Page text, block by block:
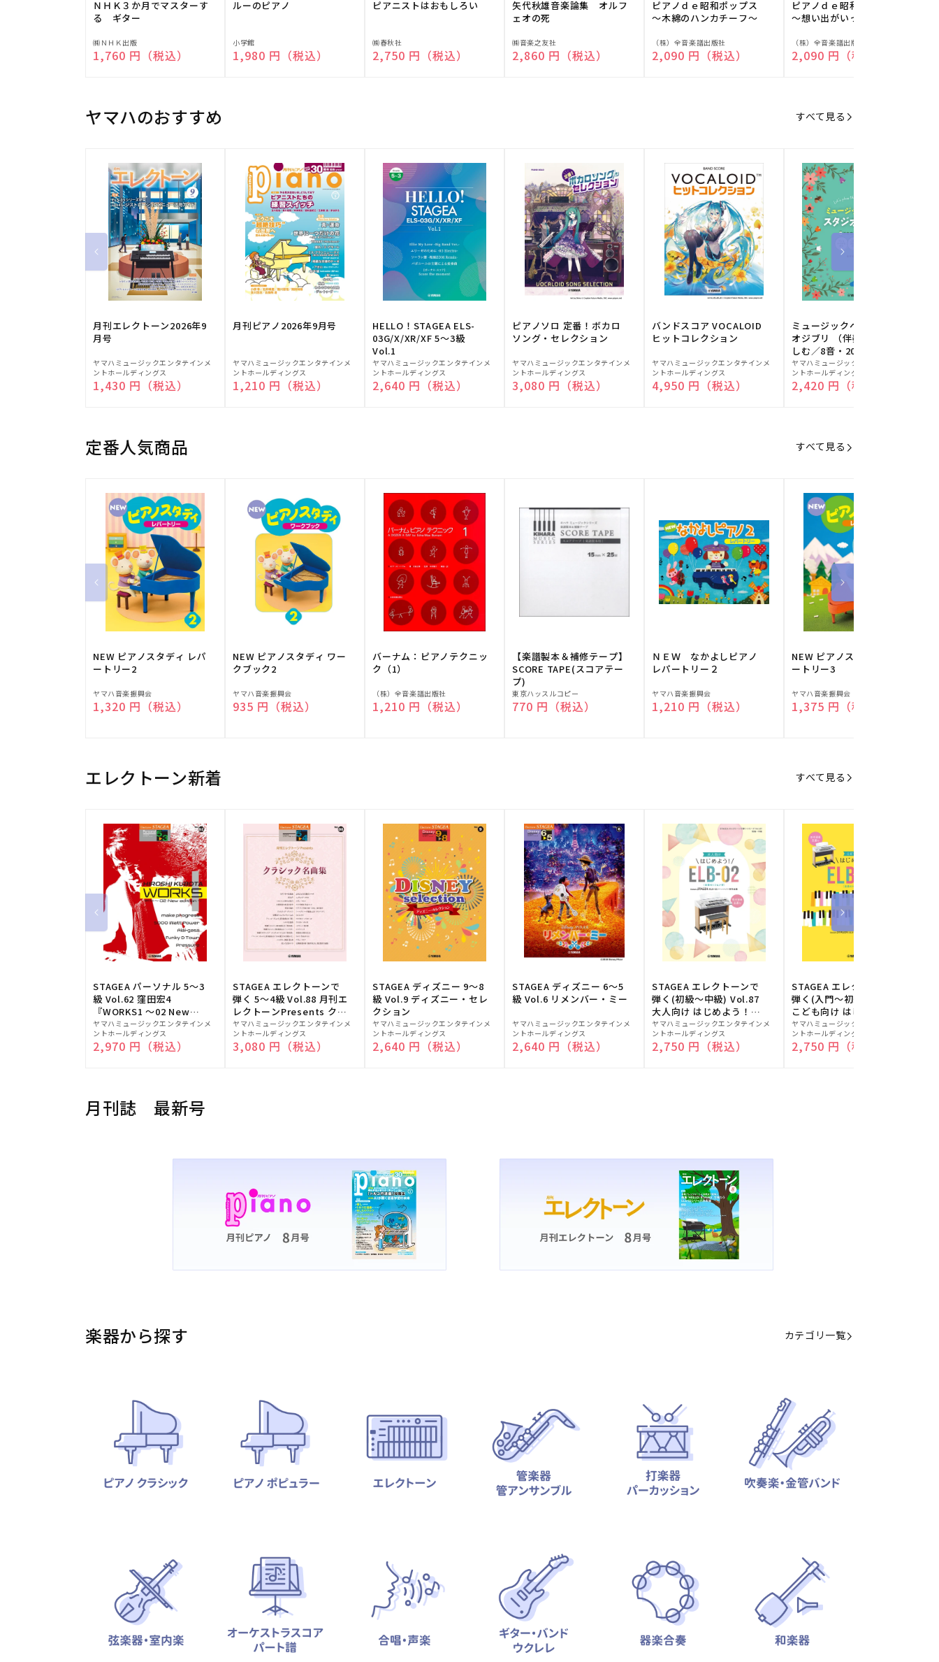
ＮＨＫ３か月でマスターす
る ギター
販
売
㈱ＮＨＫ出版
通常価格
1,760 円（税込）
ルーのピアノ
販
売
小学館
通常価格
1,980 円（税込）
ピアニストはおもしろい
販
売
㈱春秋社
通常価格
2,750 円（税込）
矢代秋雄音楽論集 オルフ
ェオの死
販
売
㈱音楽之友社
通常価格
2,860 円（税込）
ピアノｄｅ昭和ポップス
～木綿のハンカチーフ～
販
売
（株）全音楽譜出版社
通常価格
2,090 円（税込）
ピアノｄｅ昭和ポップス
～想い出がいっぱい～
販
売
（株）全音楽譜出版社
通常価格
2,090 円（税込）
ヤマハのおすすめ すべて見る
月刊エレクトーン2026年9
月号
販
売
元:
ヤマハミュージックエンタテインメ
ントホールディングス
通常価格
1,430 円（税込）
月刊ピアノ2026年9月号
販
売
元:
ヤマハミュージックエンタテインメ
ントホールディングス
通常価格
1,210 円（税込）
HELLO！STAGEA ELS-
03G/X/XR/XF 5～3級
Vol.1
販
売
元:
ヤマハミュージックエンタテインメ
ントホールディングス
通常価格
2,640 円（税込）
ピアノソロ 定番！ボカロ
ソング・セレクション
販
売
元:
ヤマハミュージックエンタテインメ
ントホールディングス
通常価格
3,080 円（税込）
バンドスコア VOCALOID
ヒットコレクション
販
売
元:
ヤマハミュージックエンタテインメ
ントホールディングス
通常価格
4,950 円（税込）
ミュージックベルでスタジ
オジブリ （伴奏音源と楽
しむ／8音・20音ベル対応
／ドレミふりがな付）
販
売
元:
ヤマハミュージックエンタテインメ
ントホールディングス
通常価格
2,420 円（税込）
定番人気商品 すべて見る
NEW ピアノスタディ レパ
ートリー2
販
売
ヤマハ音楽振興会
通常価格
1,320 円（税込）
NEW ピアノスタディ ワー
クブック2
販
売
ヤマハ音楽振興会
通常価格
935 円（税込）
バーナム：ピアノテクニッ
ク（1）
販
売
（株）全音楽譜出版社
通常価格
1,210 円（税込）
【楽譜製本＆補修テープ】
SCORE TAPE(スコアテー
プ)
販
売
東京ハッスルコピー
通常価格
770 円（税込）
ＮＥＷ なかよしピアノ
レパートリー２
販
売
ヤマハ音楽振興会
通常価格
1,210 円（税込）
NEW ピアノスタディ レパ
ートリー3
販
売
ヤマハ音楽振興会
通常価格
1,375 円（税込）
エレクトーン新着 すべて見る
STAGEA パーソナル 5～3
級 Vol.62 窪田宏4
『WORKS1 ～02 New
edition～』
販
売
元:
ヤマハミュージックエンタテインメ
ントホールディングス
通常価格
2,970 円（税込）
STAGEA エレクトーンで
弾く 5～4級 Vol.88 月刊エ
レクトーンPresents クラ
シック名曲集
販
売
元:
ヤマハミュージックエンタテインメ
ントホールディングス
通常価格
3,080 円（税込）
STAGEA ディズニー 9～8
級 Vol.9 ディズニー・セレ
クション
販
売
元:
ヤマハミュージックエンタテインメ
ントホールディングス
通常価格
2,640 円（税込）
STAGEA ディズニー 6～5
級 Vol.6 リメンバー・ミー
販
売
元:
ヤマハミュージックエンタテインメ
ントホールディングス
通常価格
2,640 円（税込）
STAGEA エレクトーンで
弾く(初級～中級) Vol.87
大人向け はじめよう！
ELB-02(楽器のトリセツ
付)
販
売
元:
ヤマハミュージックエンタテインメ
ントホールディングス
通常価格
2,750 円（税込）
STAGEA エレクトーンで
弾く(入門～初級) Vol.86
こども向け はじめよう！
ELB-02(楽器のトリセツ
付)
販
売
元:
ヤマハミュージックエンタテインメ
ントホールディングス
通常価格
2,750 円（税込）
月刊誌 最新号
楽器から探す カテゴリ一覧